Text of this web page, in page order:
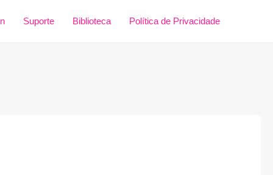
Suporte Biblioteca Política de Privacidade